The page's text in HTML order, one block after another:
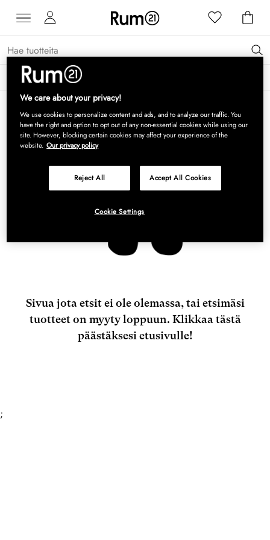
Saat 15 % alennusta Grythyttan Stålmöbler -tuotteista* →
Sivua jota etsit ei ole olemassa, tai etsimäsi
tuotteet on myyty loppuun. Klikkaa tästä
päästäksesi etusivulle!
;
We care about your privacy!
We use cookies to personalize content and ads, and to analyze our traffic. You
have the right and option to opt out of any non-essential cookies while using our
site. However, blocking certain cookies may affect your experience of the
website. Our privacy policy
Reject All Accept All Cookies
Cookie Settings